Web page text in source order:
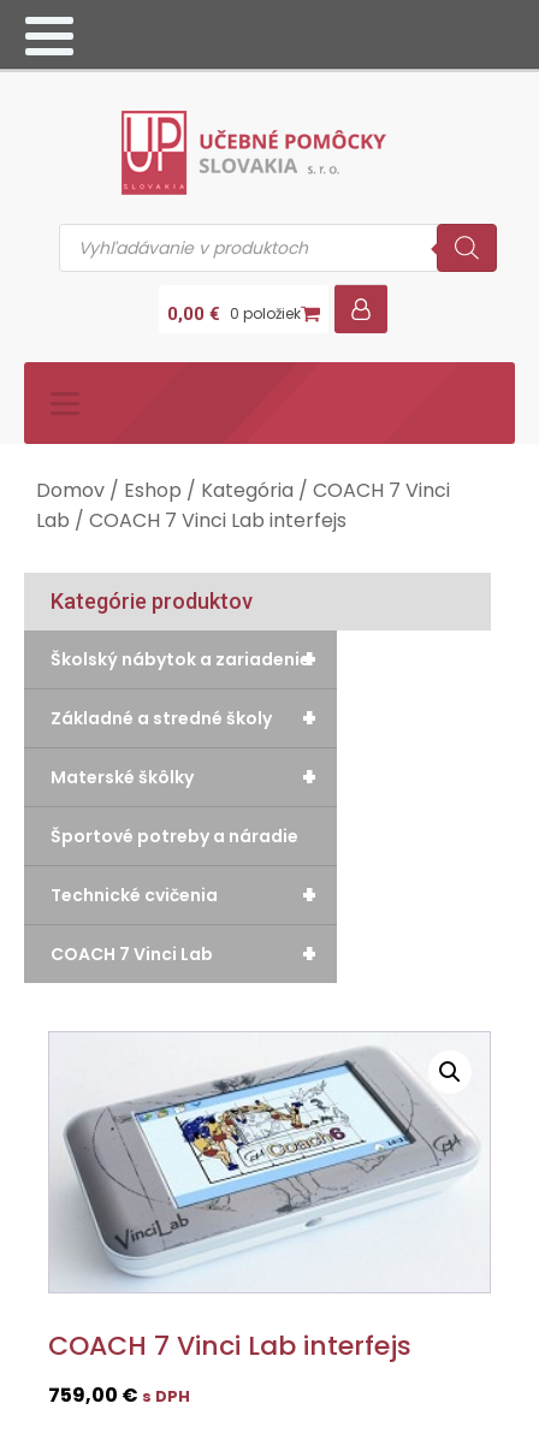
Products
search
0,00 € 0 položiek
Domov / Eshop / Kategória / COACH 7 Vinci
Lab / COACH 7 Vinci Lab interfejs
Kategórie produktov
+
Školský nábytok a zariadenie
+
Základné a stredné školy
+
Materské škôlky
Športové potreby a náradie
+
Technické cvičenia
+
COACH 7 Vinci Lab
COACH 7 Vinci Lab interfejs
759,00 € s DPH